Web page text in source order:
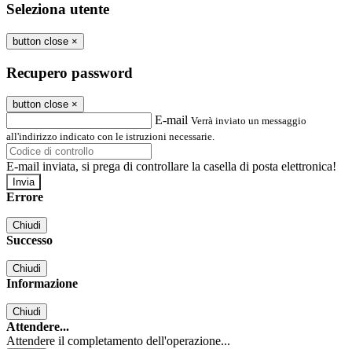
Seleziona utente
button close ×
Recupero password
button close ×
E-mail Verrà inviato un messaggio
all'indirizzo indicato con le istruzioni necessarie.
E-mail inviata, si prega di controllare la casella di posta elettronica!
Errore
Chiudi
Successo
Chiudi
Informazione
Chiudi
Attendere...
Attendere il completamento dell'operazione...